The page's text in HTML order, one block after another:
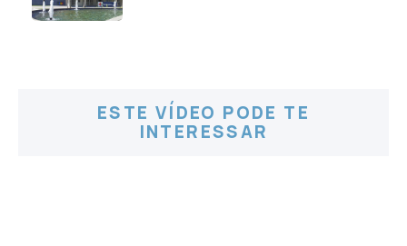
ESTE VÍDEO PODE TE
INTERESSAR